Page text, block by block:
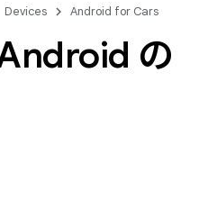
Devices Android for Cars
の